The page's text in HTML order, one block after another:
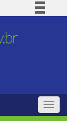
BR
Toggle